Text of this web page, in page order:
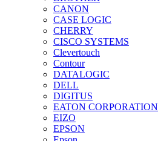
CANON
CASE LOGIC
CHERRY
CISCO SYSTEMS
Clevertouch
Contour
DATALOGIC
DELL
DIGITUS
EATON CORPORATION
EIZO
EPSON